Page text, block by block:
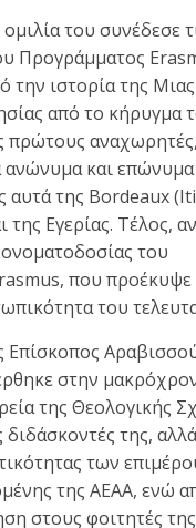
του συνέδεσε
Προγράμματος
την ιστορία της Μιας
από το κήρυγμα
αναχωρητές,
ανώνυμα και επώνυμα
αυτά της Bordeaux
της Εγερίας. Τέλος,
του
που προέκυψε
του
Επίσκοπος
στην
της Θεολογικής
της,
των
της ΑΕΑΑ, ενώ
στους φοιτητές